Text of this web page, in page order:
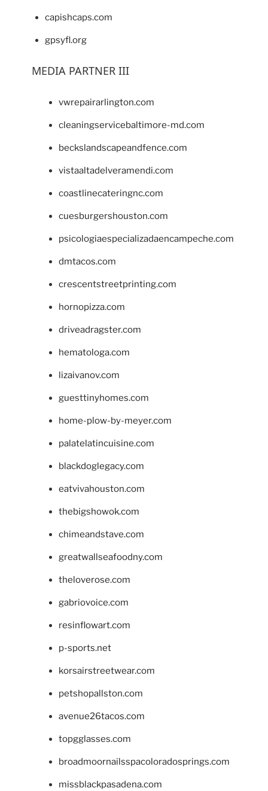
capishcaps.com
gpsyfl.org
MEDIA PARTNER III
vwrepairarlington.com
cleaningservicebaltimore-md.com
beckslandscapeandfence.com
vistaaltadelveramendi.com
coastlinecateringnc.com
cuesburgershouston.com
psicologiaespecializadaencampeche.com
dmtacos.com
crescentstreetprinting.com
hornopizza.com
driveadragster.com
hematologa.com
lizaivanov.com
guesttinyhomes.com
home-plow-by-meyer.com
palatelatincuisine.com
blackdoglegacy.com
eatvivahouston.com
thebigshowok.com
chimeandstave.com
greatwallseafoodny.com
theloverose.com
gabriovoice.com
resinflowart.com
p-sports.net
korsairstreetwear.com
petshopallston.com
avenue26tacos.com
topgglasses.com
broadmoornailsspacoloradosprings.com
missblackpasadena.com